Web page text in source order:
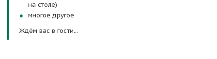
на столе)
многое другое
Ждём вас в гости...